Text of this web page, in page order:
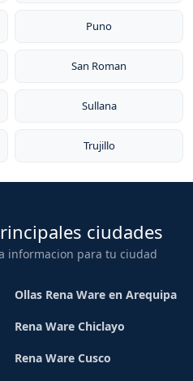
Puno
San Roman
Sullana
Trujillo
ciudades
informacion para tu ciudad
Ollas Rena Ware en Arequipa
Rena Ware Chiclayo
Rena Ware Cusco